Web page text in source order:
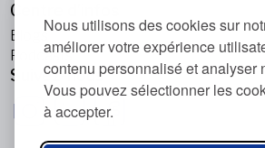
Nous utilisons des cookies sur
améliorer votre expérience
contenu personnalisé et analyser
Vous pouvez sélectionner les
à accepter.
Centre d’infos
Blogs
Podcasts
Suivez-nous